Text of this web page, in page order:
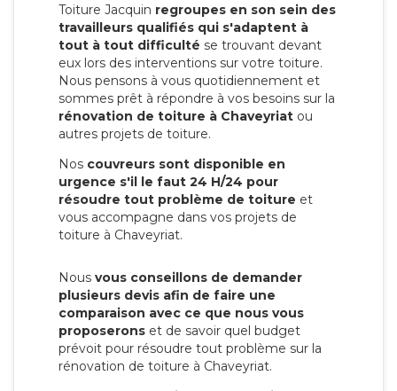
Toiture Jacquin regroupes en son sein des
travailleurs qualifiés qui s'adaptent à
tout à tout difficulté se trouvant devant
eux lors des interventions sur votre toiture.
Nous pensons à vous quotidiennement et
sommes prêt à répondre à vos besoins sur la
rénovation de toiture à Chaveyriat ou
autres projets de toiture.
Nos couvreurs sont disponible en
urgence s'il le faut 24 H/24 pour
résoudre tout problème de toiture et
vous accompagne dans vos projets de
toiture à Chaveyriat.
Nous vous conseillons de demander
plusieurs devis afin de faire une
comparaison avec ce que nous vous
proposerons et de savoir quel budget
prévoit pour résoudre tout problème sur la
rénovation de toiture à Chaveyriat.